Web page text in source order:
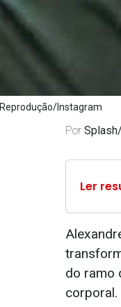
Reprodução/Instagram
Por
Ler
do ramo
corporal.